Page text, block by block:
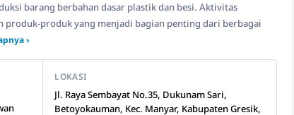
barang berbahan dasar plastik dan besi. Aktivitas
produk-produk yang menjadi bagian penting dari berbagai
›
LOKASI
Jl. Raya Sembayat No.35, Dukunam Sari,
Betoyokauman, Kec. Manyar, Kabupaten Gresik,